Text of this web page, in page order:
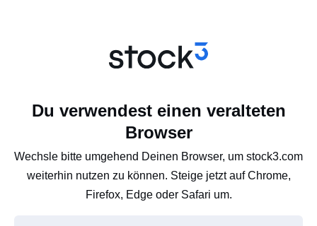
Du verwendest einen veralteten
Browser
Wechsle bitte umgehend Deinen Browser, um stock3.com
weiterhin nutzen zu können. Steige jetzt auf Chrome,
Firefox, Edge oder Safari um.